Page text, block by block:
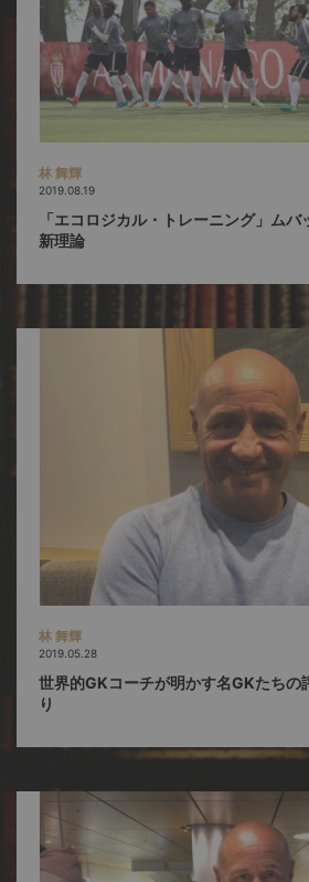
林 舞輝
2019.08.19
「エコロジカル・トレーニング」ム
新理論
林 舞輝
2019.05.28
世界的GKコーチが明かす名GKたちの
り